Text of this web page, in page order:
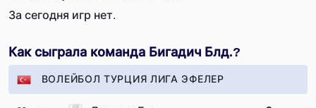
За сегодня игр нет.
Как сыграла команда Бигадич Блд.?
ВОЛЕЙБОЛ ТУРЦИЯ ЛИГА ЭФЕЛЕР